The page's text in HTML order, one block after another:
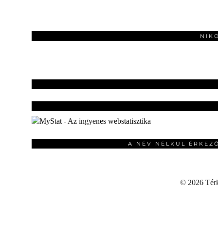
A NÉV NÉLKÜL
© 2026